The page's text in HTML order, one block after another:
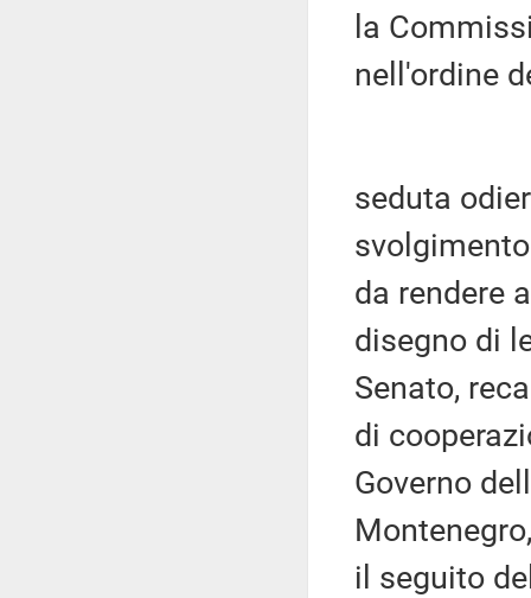
la
nell'ordine
seduta
da rendere
disegno di
Senato,
di
Governo
il seguito